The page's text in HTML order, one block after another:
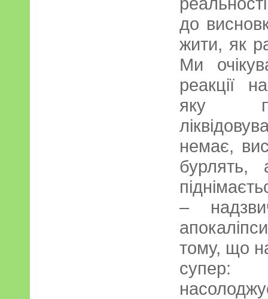
до
жити, як
Ми
реакції
яку
немає,
бурлять,
–
тому, що
супер: